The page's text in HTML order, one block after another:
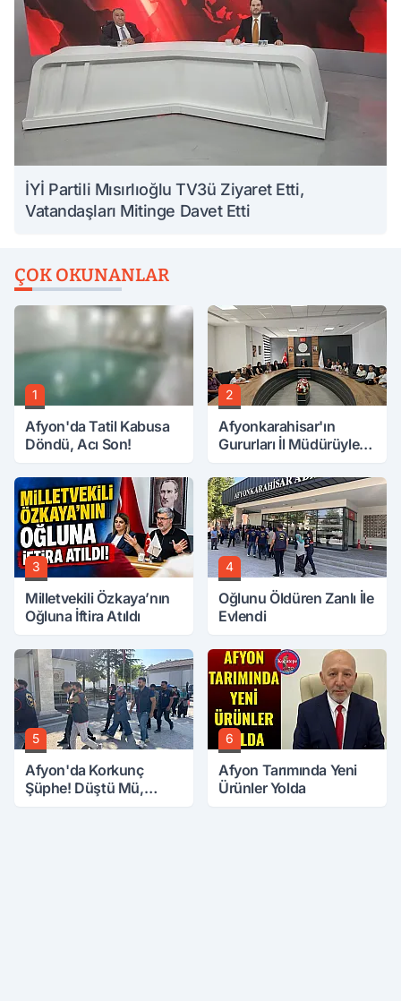
İYİ Partili Mısırlıoğlu TV3ü Ziyaret Etti,
Vatandaşları Mitinge Davet Etti
ÇOK OKUNANLAR
1
Afyon'da Tatil Kabusa
Döndü, Acı Son!
2
Afyonkarahisar'ın
Gururları İl Müdürüyle
3
Milletvekili Özkaya’nın
Oğluna İftira Atıldı
4
Oğlunu Öldüren Zanlı İle
Evlendi
5
Afyon'da Korkunç
Şüphe! Düştü Mü,
6
Afyon Tarımında Yeni
Ürünler Yolda